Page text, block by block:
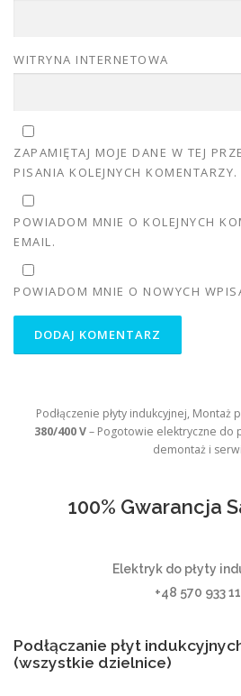
WITRYNA INTERNETOWA
ZAPAMIĘTAJ MOJE DANE W TEJ
PISANIA KOLEJNYCH KOMENTARZY.
POWIADOM MNIE O KOLEJNYCH
EMAIL.
POWIADOM MNIE O NOWYCH
Podłączenie płyty indukcyjnej, Montaż
380/400 V– Pogotowie elektryczne do
demontaż i
100% Gwarancja
Elektryk do płyty
+48 570 933
Podłączanie płyt
(wszystkie dzielnice)